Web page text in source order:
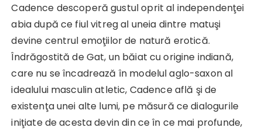
Cadence descoperă gustul oprit al independenţei
abia după ce fiul vitreg al uneia dintre matuşi
devine centrul emoţiilor de natură erotică.
Îndrăgostită de Gat, un băiat cu origine indiană,
care nu se încadrează în modelul aglo-saxon al
idealului masculin atletic, Cadence află şi de
existenţa unei alte lumi, pe măsură ce dialogurile
iniţiate de acesta devin din ce în ce mai profunde,